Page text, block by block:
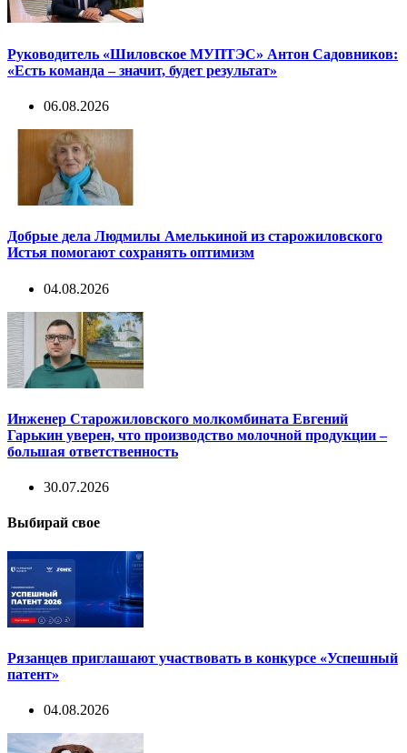
Руководитель «Шиловское МУПТЭС» Антон Садовников:
«Есть команда – значит, будет результат»
06.08.2026
Добрые дела Людмилы Амелькиной из старожиловского
Истья помогают сохранять оптимизм
04.08.2026
Инженер Старожиловского молкомбината Евгений
Гарькин уверен, что производство молочной продукции –
большая ответственность
30.07.2026
Выбирай свое
Рязанцев приглашают участвовать в конкурсе «Успешный
патент»
04.08.2026